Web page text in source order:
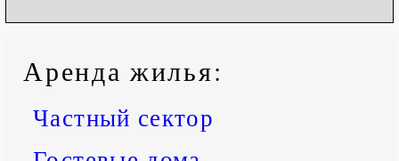
Аренда жилья:
Частный сектор